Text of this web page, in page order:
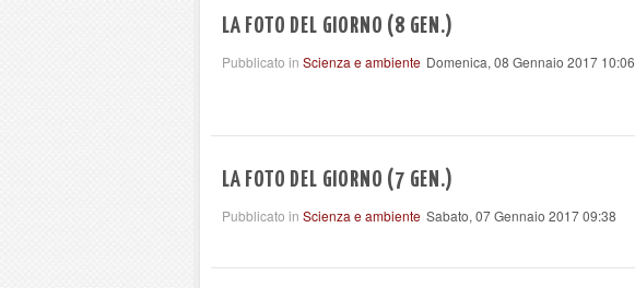
LA FOTO DEL GIORNO (8 GEN.)
Pubblicato in Scienza e ambiente Domenica, 08 Gennaio 2017 10:06
LA FOTO DEL GIORNO (7 GEN.)
Pubblicato in Scienza e ambiente Sabato, 07 Gennaio 2017 09:38